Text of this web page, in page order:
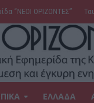
‘’ΝΕΟΙ ΟΡΙΖΟΝΤΕΣ’’
ΕΛΛΑΔΑ